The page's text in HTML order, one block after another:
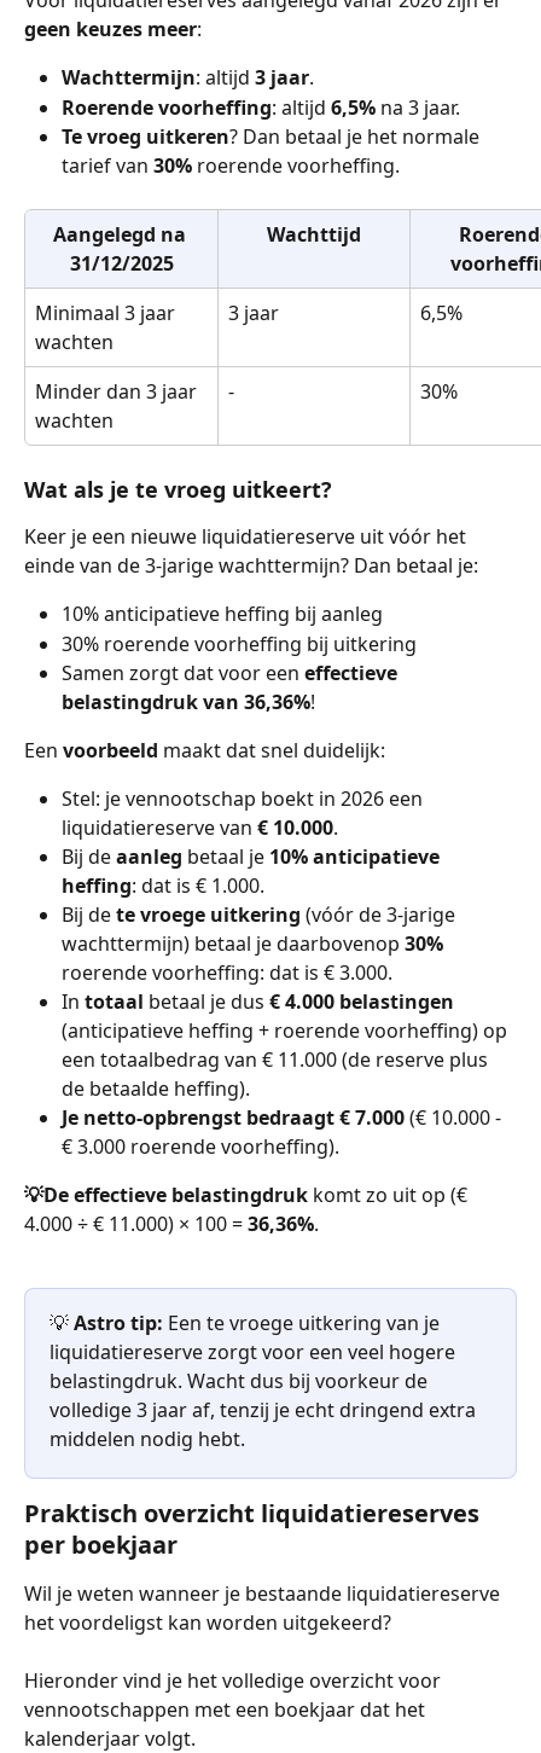
geen keuzes meer:
Wachttermijn: altijd 3 jaar.
Roerende voorheffing: altijd 6,5% na 3 jaar.
Te vroeg uitkeren? Dan betaal je het normale
tarief van 30% roerende voorheffing.
Aangelegd na
31/12/2025
Wachttijd
Minimaal 3 jaar
wachten
3 jaar 6,5%
Minder dan 3 jaar
wachten
- 30%
Wat als je te vroeg uitkeert?
Keer je een nieuwe liquidatiereserve uit vóór het
einde van de 3-jarige wachttermijn? Dan betaal je:
10% anticipatieve heffing bij aanleg
30% roerende voorheffing bij uitkering
Samen zorgt dat voor een effectieve
belastingdruk van 36,36%!
Een voorbeeld maakt dat snel duidelijk:
Stel: je vennootschap boekt in 2026 een
liquidatiereserve van € 10.000.
Bij de aanleg betaal je 10% anticipatieve
heffing: dat is € 1.000.
Bij de te vroege uitkering (vóór de 3-jarige
wachttermijn) betaal je daarbovenop 30%
roerende voorheffing: dat is € 3.000.
In totaal betaal je dus € 4.000 belastingen
(anticipatieve heffing + roerende voorheffing) op
een totaalbedrag van € 11.000 (de reserve plus
de betaalde heffing).
Je netto-opbrengst bedraagt € 7.000 (€ 10.000 -
€ 3.000 roerende voorheffing).
💡De effectieve belastingdruk komt zo uit op (€
4.000 ÷ € 11.000) × 100 = 36,36%.
💡 Astro tip: Een te vroege uitkering van je
liquidatiereserve zorgt voor een veel hogere
belastingdruk. Wacht dus bij voorkeur de
volledige 3 jaar af, tenzij je echt dringend extra
middelen nodig hebt.
Praktisch overzicht liquidatiereserves
per boekjaar
Wil je weten wanneer je bestaande liquidatiereserve
het voordeligst kan worden uitgekeerd?
Hieronder vind je het volledige overzicht voor
vennootschappen met een boekjaar dat het
kalenderjaar volgt.